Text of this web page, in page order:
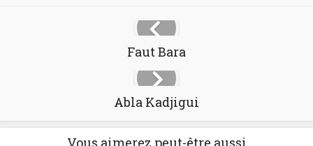
Faut Bara
Abla Kadjigui